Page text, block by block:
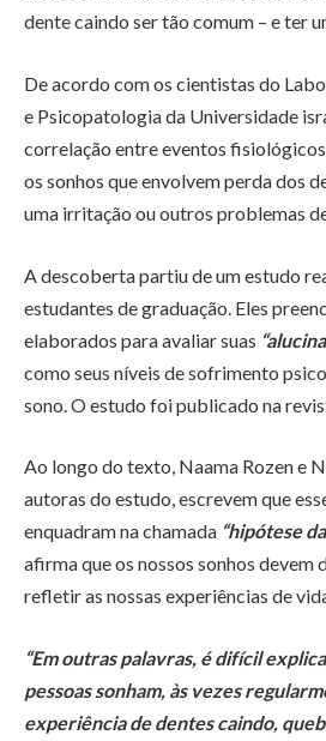
dente caindo ser tão comum – e ter
De acordo com os cientistas do
e Psicopatologia da Universidade
correlação entre eventos
os sonhos que envolvem perda dos
uma irritação ou outros problemas
A descoberta partiu de um estudo
estudantes de graduação. Eles
elaborados para avaliar suas
como seus níveis de sofrimento
sono. O estudo foi publicado na
Ao longo do texto, Naama Rozen e
autoras do estudo, escrevem que
enquadram na chamada “hipótese
afirma que os nossos sonhos devem
refletir as nossas experiências de
“Em outras palavras, é difícil
pessoas sonham, às vezes
experiência de dentes caindo,